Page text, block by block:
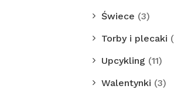
Świece (3)
Torby i plecaki
Upcykling (11)
Walentynki (3)